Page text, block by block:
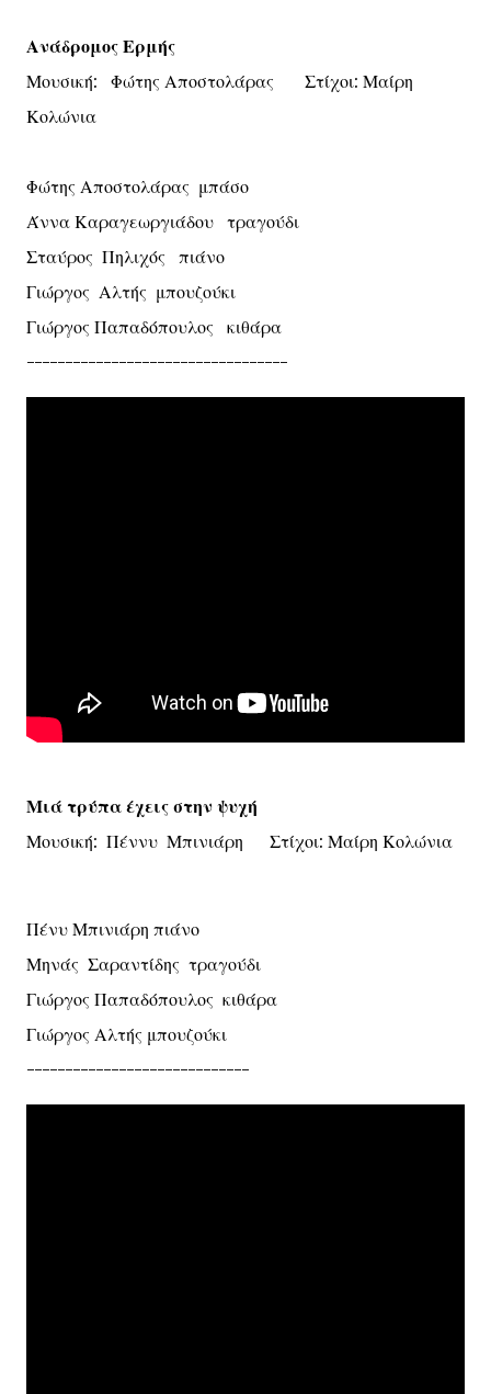
Ανάδρομος Ερμής
Μουσική: Φώτης Αποστολάρας Στίχοι: Μαίρη
Κολώνια
Φώτης Αποστολάρας μπάσο
Άννα Καραγεωργιάδου τραγούδι
Σταύρος Πηλιχός πιάνο
Γιώργος Αλτής μπουζούκι
Γιώργος Παπαδόπουλος κιθάρα
----------------------------------
Μιά τρύπα έχεις στην ψυχή
Μουσική: Πέννυ Μπινιάρη Στίχοι: Μαίρη Κολώνια
Πένυ Μπινιάρη πιάνο
Μηνάς Σαραντίδης τραγούδι
Γιώργος Παπαδόπουλος κιθάρα
Γιώργος Αλτής μπουζούκι
-----------------------------